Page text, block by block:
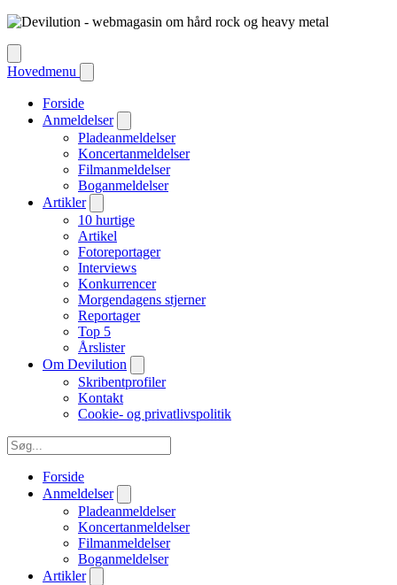
Hovedmenu
Forside
Anmeldelser
Pladeanmeldelser
Koncertanmeldelser
Filmanmeldelser
Boganmeldelser
Artikler
10 hurtige
Artikel
Fotoreportager
Interviews
Konkurrencer
Morgendagens stjerner
Reportager
Top 5
Årslister
Om Devilution
Skribentprofiler
Kontakt
Cookie- og privatlivspolitik
Forside
Anmeldelser
Pladeanmeldelser
Koncertanmeldelser
Filmanmeldelser
Boganmeldelser
Artikler